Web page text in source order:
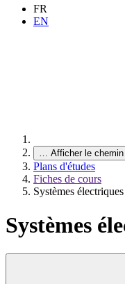
FR
EN
… Afficher le
Plans d'études
Fiches de cours
Systèmes
Systèmes